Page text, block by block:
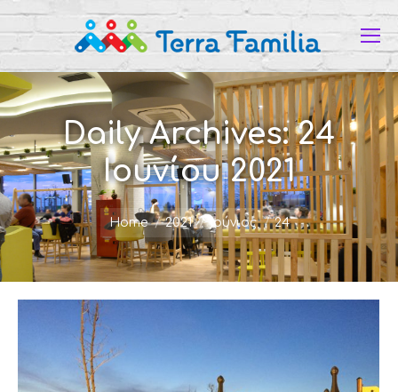
Daily Archives:24
Ιουνίου 2021
You are here:
Home 2021 Ιούνιος 24